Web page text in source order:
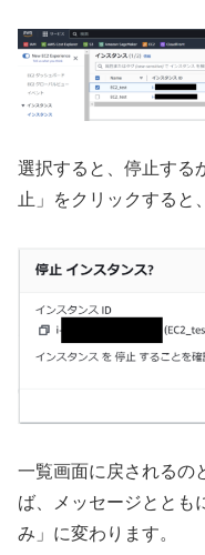
選択すると、停止する
止」をクリックすると
一覧画面に戻されるの
ば、メッセージととも
み」に変わります。